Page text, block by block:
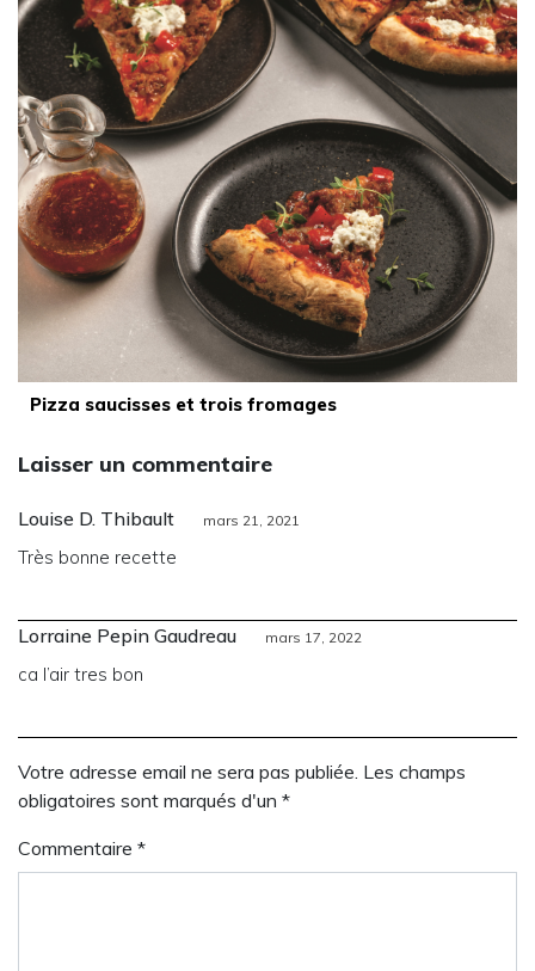
Pizza saucisses et trois fromages
Laisser un commentaire
Louise D. Thibault mars 21, 2021
Très bonne recette
Lorraine Pepin Gaudreau mars 17, 2022
ca l’air tres bon
Votre adresse email ne sera pas publiée. Les champs
obligatoires sont marqués d'un *
Commentaire *